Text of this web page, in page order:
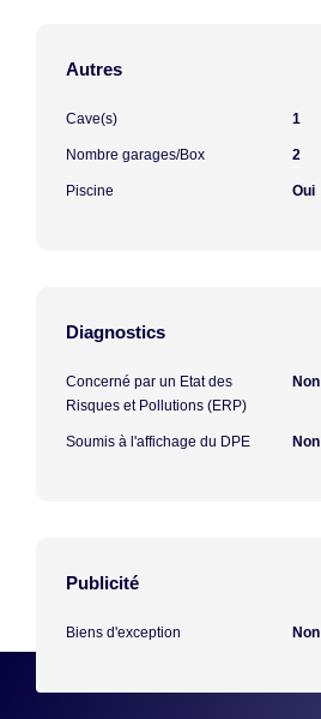
Autres
Cave(s) 1
Nombre garages/Box 2
Piscine Oui
Diagnostics
Concerné par un Etat des
Risques et Pollutions (ERP)
Non
Soumis à l'affichage du DPE Non
Publicité
Biens d'exception Non